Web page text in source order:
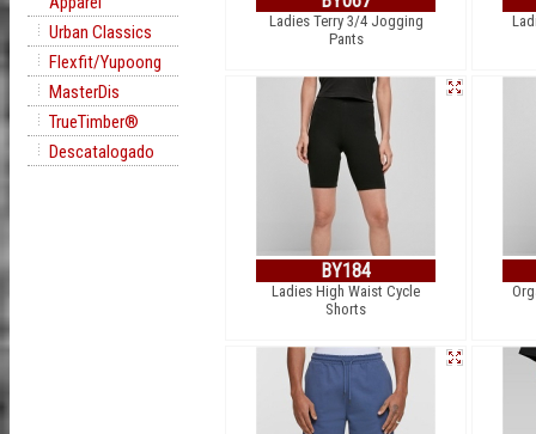
Urban Classics
Flexfit/Yupoong
MasterDis
TrueTimber®
Descatalogado
Ladies Terry 3/4 Jogging
Pants
BY184
Ladies High Waist Cycle
Shorts